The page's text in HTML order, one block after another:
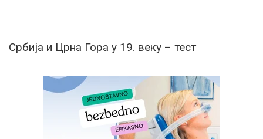
Србија и Црна Гора у 19. веку – тест